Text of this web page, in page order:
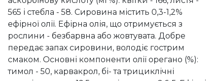
565 і стебла - 58. Сировина містить 0,3-1,2%
ефірної олії. Ефірна олія, що отримується з
рослини - безбарвна або жовтувата. Добре
передає запах сировини, володіє гострим
смаком. Основні компоненти олії орегано (%):
тимол - 50, карвакрол, бі- та трициклічні